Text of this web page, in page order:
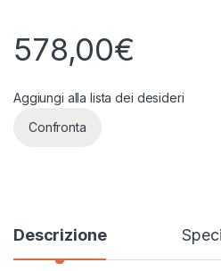
578,00€
Aggiungi alla lista dei desideri
Confronta
Descrizione